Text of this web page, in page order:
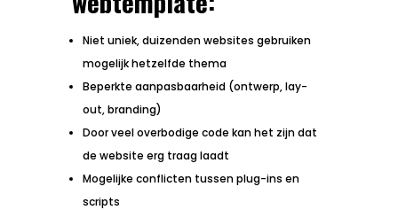
Niet uniek, duizenden websites gebruiken
mogelijk hetzelfde thema
Beperkte aanpasbaarheid (ontwerp, lay-
out, branding)
Door veel overbodige code kan het zijn dat
de website erg traag laadt
Mogelijke conflicten tussen plug-ins en
scripts